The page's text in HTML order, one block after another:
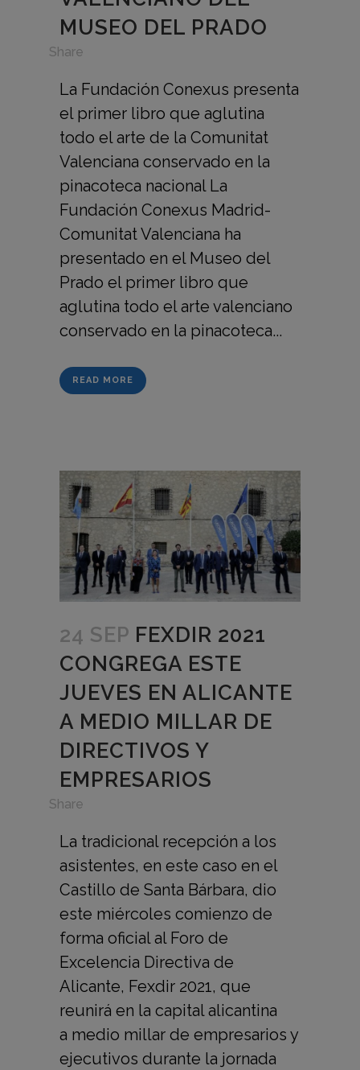
MUSEO DEL PRADO
Share
La Fundación Conexus presenta
el primer libro que aglutina
todo el arte de la Comunitat
Valenciana conservado en la
pinacoteca nacional La
Fundación Conexus Madrid-
Comunitat Valenciana ha
presentado en el Museo del
Prado el primer libro que
aglutina todo el arte valenciano
conservado en la pinacoteca...
READ MORE
24 SEP FEXDIR 2021
CONGREGA ESTE
JUEVES EN ALICANTE
A MEDIO MILLAR DE
DIRECTIVOS Y
EMPRESARIOS
Share
La tradicional recepción a los
asistentes, en este caso en el
Castillo de Santa Bárbara, dio
este miércoles comienzo de
forma oficial al Foro de
Excelencia Directiva de
Alicante, Fexdir 2021, que
reunirá en la capital alicantina
a medio millar de empresarios y
ejecutivos durante la jornada